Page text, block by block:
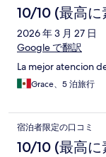
10/10 (最高
2026 年 3 月 27 日
Google で翻訳
La mejor atencion
Grace、5 泊旅行
宿泊者限定の口コミ
10/10 (最高